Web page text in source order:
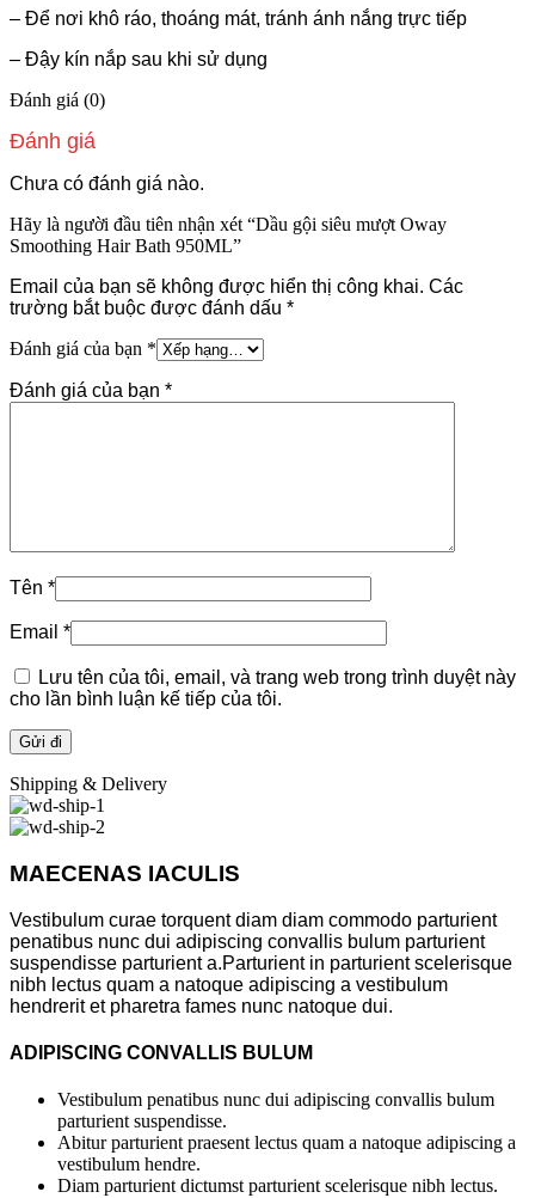
– Để nơi khô ráo, thoáng mát, tránh ánh nắng trực tiếp
– Đậy kín nắp sau khi sử dụng
Đánh giá (0)
Đánh giá
Chưa có đánh giá nào.
Hãy là người đầu tiên nhận xét “Dầu gội siêu mượt Oway
Smoothing Hair Bath 950ML”
Email của bạn sẽ không được hiển thị công khai. Các
trường bắt buộc được đánh dấu *
Đánh giá của bạn *
Đánh giá của bạn *
Tên *
Email *
Lưu tên của tôi, email, và trang web trong trình duyệt này
cho lần bình luận kế tiếp của tôi.
Shipping & Delivery
MAECENAS IACULIS
Vestibulum curae torquent diam diam commodo parturient
penatibus nunc dui adipiscing convallis bulum parturient
suspendisse parturient a.Parturient in parturient scelerisque
nibh lectus quam a natoque adipiscing a vestibulum
hendrerit et pharetra fames nunc natoque dui.
ADIPISCING CONVALLIS BULUM
Vestibulum penatibus nunc dui adipiscing convallis bulum
parturient suspendisse.
Abitur parturient praesent lectus quam a natoque adipiscing a
vestibulum hendre.
Diam parturient dictumst parturient scelerisque nibh lectus.